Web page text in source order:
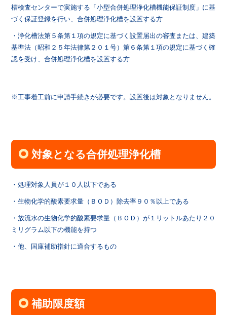
槽検査センターで実施する「小型合併処理浄化槽機能保証制度」に基
づく保証登録を行い、合併処理浄化槽を設置する方
・浄化槽法第５条第１項の規定に基づく設置届出の審査または、建築
基準法（昭和２５年法律第２０１号）第６条第１項の規定に基づく確
認を受け、合併処理浄化槽を設置する方
※工事着工前に申請手続きが必要です。設置後は対象となりません。
対象となる合併処理浄化槽
・処理対象人員が１０人以下である
・生物化学的酸素要求量（ＢＯＤ）除去率９０％以上である
・放流水の生物化学的酸素要求量（ＢＯＤ）が１リットルあたり２０
ミリグラム以下の機能を持つ
・他、国庫補助指針に適合するもの
補助限度額